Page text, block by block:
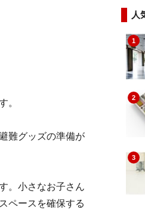
。
難グッズの準備が
。小さなお子さん
ペースを確保する
人
1
2
3